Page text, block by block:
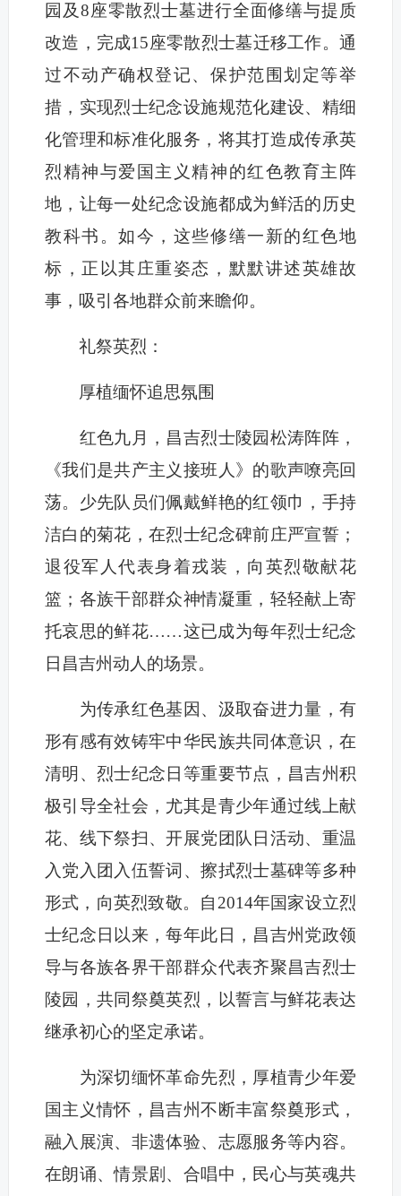
园及8座零散烈士墓进行全面修缮与提质
改造，完成15座零散烈士墓迁移工作。通
过不动产确权登记、保护范围划定等举
措，实现烈士纪念设施规范化建设、精细
化管理和标准化服务，将其打造成传承英
烈精神与爱国主义精神的红色教育主阵
地，让每一处纪念设施都成为鲜活的历史
教科书。如今，这些修缮一新的红色地
标，正以其庄重姿态，默默讲述英雄故
事，吸引各地群众前来瞻仰。
礼祭英烈：
厚植缅怀追思氛围
红色九月，昌吉烈士陵园松涛阵阵，
《我们是共产主义接班人》的歌声嘹亮回
荡。少先队员们佩戴鲜艳的红领巾，手持
洁白的菊花，在烈士纪念碑前庄严宣誓；
退役军人代表身着戎装，向英烈敬献花
篮；各族干部群众神情凝重，轻轻献上寄
托哀思的鲜花……这已成为每年烈士纪念
日昌吉州动人的场景。
为传承红色基因、汲取奋进力量，有
形有感有效铸牢中华民族共同体意识，在
清明、烈士纪念日等重要节点，昌吉州积
极引导全社会，尤其是青少年通过线上献
花、线下祭扫、开展党团队日活动、重温
入党入团入伍誓词、擦拭烈士墓碑等多种
形式，向英烈致敬。自2014年国家设立烈
士纪念日以来，每年此日，昌吉州党政领
导与各族各界干部群众代表齐聚昌吉烈士
陵园，共同祭奠英烈，以誓言与鲜花表达
继承初心的坚定承诺。
为深切缅怀革命先烈，厚植青少年爱
国主义情怀，昌吉州不断丰富祭奠形式，
融入展演、非遗体验、志愿服务等内容。
在朗诵、情景剧、合唱中，民心与英魂共